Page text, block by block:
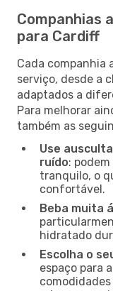
Companhias
para Cardiff
Cada companhia
serviço, desde a
adaptados a
Para melhorar
também as
Use
ruído:
tranquilo, o
confortável.
Beba muita
hidratado
Escolha o
espaço para